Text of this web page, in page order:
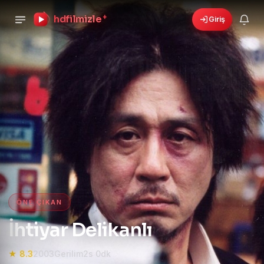
hdfilmizle + Giriş
🎁 6 yeni fırsat! Bonusları gör›
HD Film izle — HD Film İzle,
ÖNE ÇIKAN
İhtiyar Delikanlı
★ 8.32003 Gerilim2s 0dk